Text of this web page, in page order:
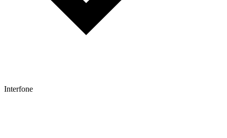
Interfone